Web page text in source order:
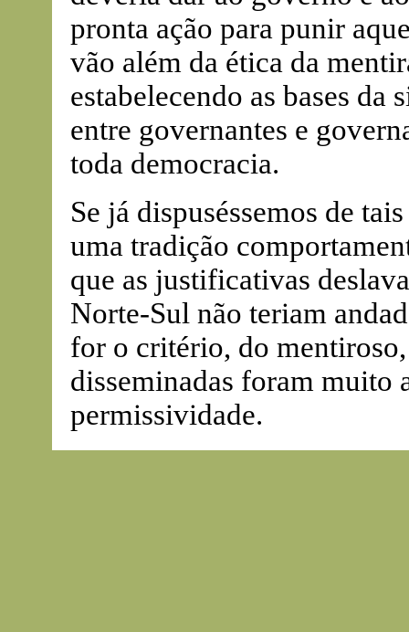
pronta ação para punir
vão além da ética da
estabelecendo as bases da
entre governantes e
toda democracia.
Se já dispuséssemos de
uma tradição
que as justificativas
Norte-Sul não teriam
for o critério, do
disseminadas foram muito
permissividade.